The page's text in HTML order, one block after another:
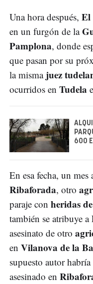
Una hora después, El
en un furgón de la
Pamplona, donde
que pasan por su
la misma juez
ocurridos en Tudela
600
En esa fecha, un
Ribaforada, otro
paraje con heridas
también se atribuye a
asesinato de otro
en Vilanova de la
supuesto autor
asesinado en